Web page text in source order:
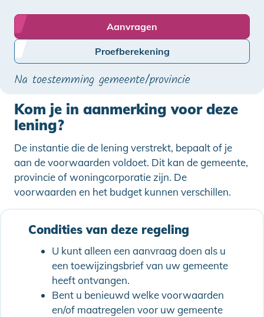
Aanvragen
Proefberekening
Na toestemming gemeente/provincie
Kom je in aanmerking voor deze
lening?
De instantie die de lening verstrekt, bepaalt of je
aan de voorwaarden voldoet. Dit kan de gemeente,
provincie of woningcorporatie zijn. De
voorwaarden en het budget kunnen verschillen.
Condities van deze regeling
U kunt alleen een aanvraag doen als u
een toewijzingsbrief van uw gemeente
heeft ontvangen.
Bent u benieuwd welke voorwaarden
en/of maatregelen voor uw gemeente